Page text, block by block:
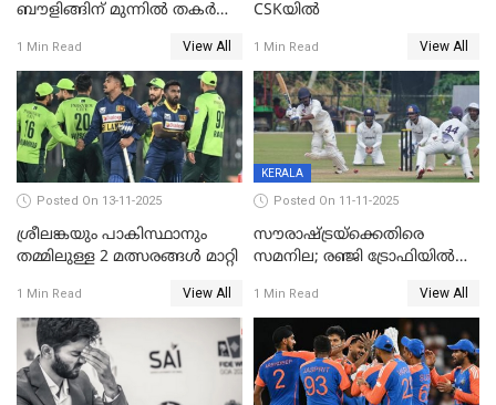
ബൗളിങ്ങിന് മുന്നിൽ തകർന്ന്
പുറത്ത്; ബുമ്രയ്ക്ക് അഞ്ച്
വിക്കറ്റ്
1 Min Read View All
CSKയിൽ
1 Min Read View All
Posted On 13-11-2025
ശ്രീലങ്കയും പാകിസ്ഥാനും
തമ്മിലുള്ള 2 മത്സരങ്ങള്‍ മാറ്റി
1 Min Read View All
KERALA
Posted On 11-11-2025
സൗരാഷ്ട്രയ്‌ക്കെതിരെ
സമനില; രഞ്ജി ട്രോഫിയിൽ
1 Min Read View All